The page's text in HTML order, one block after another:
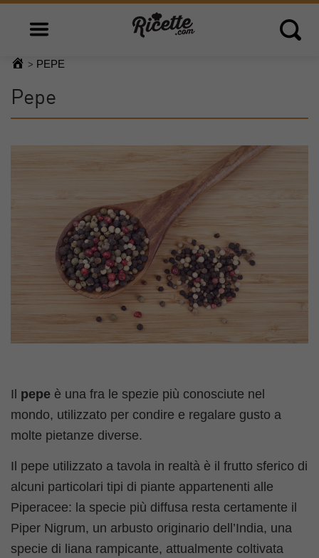
Open main menu Open
> PEPE
Pepe
Il pepe è una fra le spezie più conosciute nel
mondo, utilizzato per condire e regalare gusto a
molte pietanze diverse.
Il pepe utilizzato a tavola in realtà è il frutto sferico di
alcuni particolari tipi di piante appartenenti alle
Piperacee: la specie più diffusa resta certamente il
Piper Nigrum, un arbusto originario dell’India, una
specie di liana rampicante, attualmente coltivata